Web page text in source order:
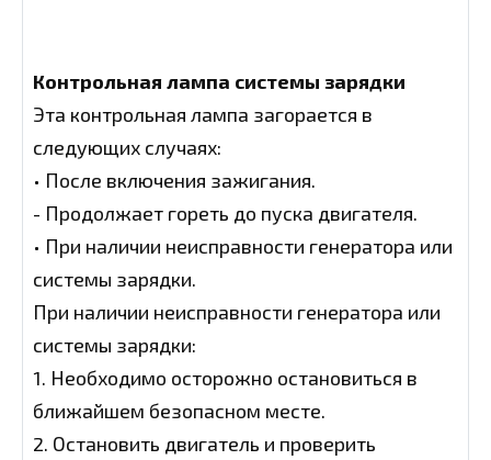
Контрольная лампа системы зарядки
Эта контрольная лампа загорается в
следующих случаях:
• После включения зажигания.
- Продолжает гореть до пуска двигателя.
• При наличии неисправности генератора или
системы зарядки.
При наличии неисправности генератора или
системы зарядки:
1. Необходимо осторожно остановиться в
ближайшем безопасном месте.
2. Остановить двигатель и проверить